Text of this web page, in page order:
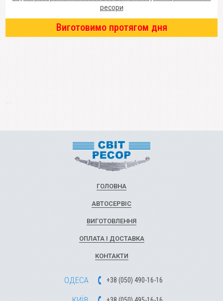
ресори
Виготовимо протягом дня
ГОЛОВНА
АВТОСЕРВІС
ВИГОТОВЛЕННЯ
ОПЛАТА І ДОСТАВКА
КОНТАКТИ
ОДЕСА +38 (050) 490-16-16